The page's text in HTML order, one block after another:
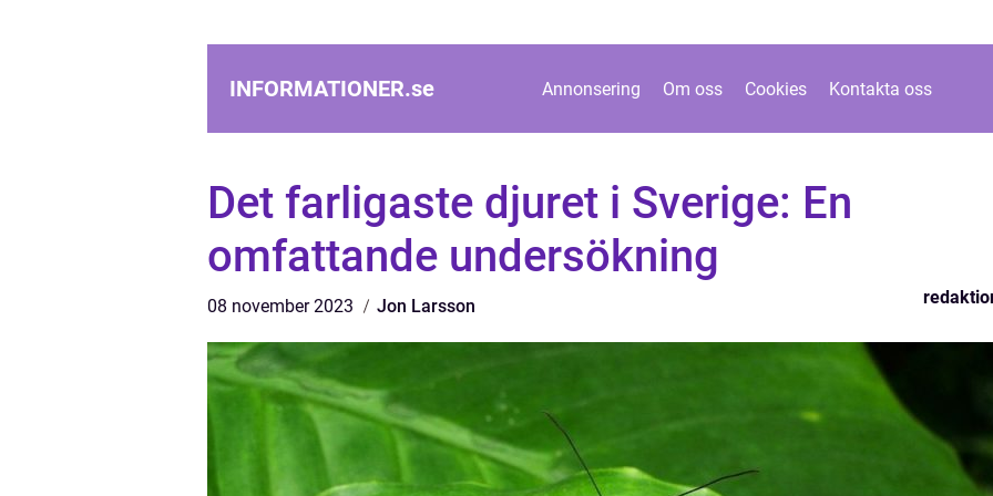
INFORMATIONER.se Annonsering Om oss Cookies Kontakta oss
Det farligaste djuret i Sverige: En
omfattande undersökning
08 november 2023 Jon Larsson